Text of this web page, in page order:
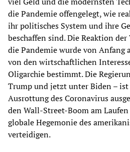
die Pandemie offengelegt, wie
ihr politisches System und ihre
beschaffen sind. Die Reaktion
die Pandemie wurde von
von den wirtschaftlichen
Oligarchie bestimmt. Die
Trump und jetzt unter Biden –
Ausrottung des Coronavirus
den Wall-Street-Boom am
globale Hegemonie des
verteidigen.